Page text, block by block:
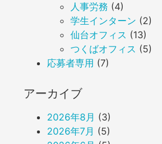
人事労務 (4)
学生インターン (2)
仙台オフィス (13)
つくばオフィス (5)
応募者専用 (7)
アーカイブ
2026年8月 (3)
2026年7月 (5)